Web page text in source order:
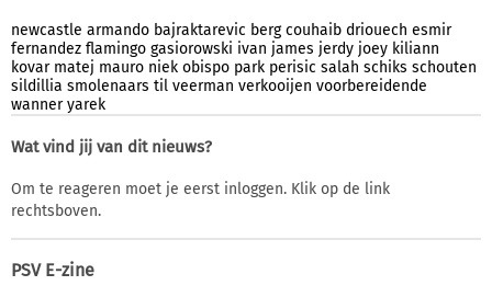
newcastle armando bajraktarevic berg couhaib driouech esmir
fernandez flamingo gasiorowski ivan james jerdy joey kiliann
kovar matej mauro niek obispo park perisic salah schiks schouten
sildillia smolenaars til veerman verkooijen voorbereidende
wanner yarek
Wat vind jij van dit nieuws?
Om te reageren moet je eerst inloggen. Klik op de link
rechtsboven.
PSV E-zine